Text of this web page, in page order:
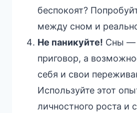
беспокоят?
между сном и
Не паникуйте! Сны —
приговор, а
себя и свои
Используйте этот
личностного роста и